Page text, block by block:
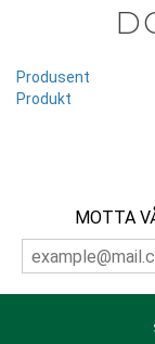
Produsent
Produkt
MOTTA